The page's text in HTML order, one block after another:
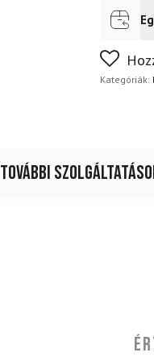
kötésekkel
Alpina
Discoverer
csizma
Futár a
Nem
napon
Kategóriák:
További